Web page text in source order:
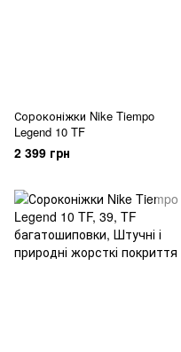
Сороконіжки Nike Tiempo
Legend 10 TF
2 399 грн